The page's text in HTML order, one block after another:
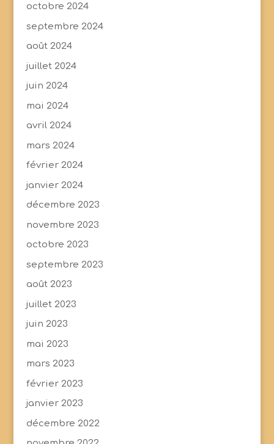
octobre 2024
septembre 2024
août 2024
juillet 2024
juin 2024
mai 2024
avril 2024
mars 2024
février 2024
janvier 2024
décembre 2023
novembre 2023
octobre 2023
septembre 2023
août 2023
juillet 2023
juin 2023
mai 2023
mars 2023
février 2023
janvier 2023
décembre 2022